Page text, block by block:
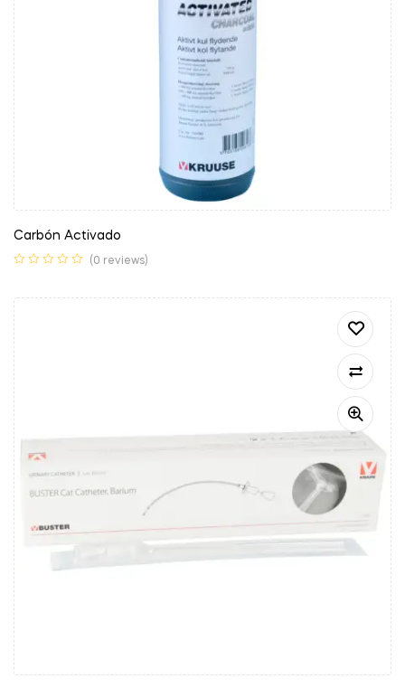
Carbón Activado
(0 reviews)